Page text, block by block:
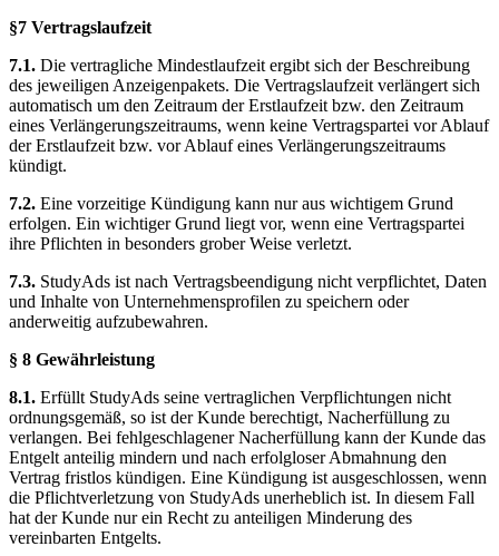
§7 Vertragslaufzeit
7.1. Die vertragliche Mindestlaufzeit ergibt sich der Beschreibung
des jeweiligen Anzeigenpakets. Die Vertragslaufzeit verlängert sich
automatisch um den Zeitraum der Erstlaufzeit bzw. den Zeitraum
eines Verlängerungszeitraums, wenn keine Vertragspartei vor Ablauf
der Erstlaufzeit bzw. vor Ablauf eines Verlängerungszeitraums
kündigt.
7.2. Eine vorzeitige Kündigung kann nur aus wichtigem Grund
erfolgen. Ein wichtiger Grund liegt vor, wenn eine Vertragspartei
ihre Pflichten in besonders grober Weise verletzt.
7.3. StudyAds ist nach Vertragsbeendigung nicht verpflichtet, Daten
und Inhalte von Unternehmensprofilen zu speichern oder
anderweitig aufzubewahren.
§ 8 Gewährleistung
8.1. Erfüllt StudyAds seine vertraglichen Verpflichtungen nicht
ordnungsgemäß, so ist der Kunde berechtigt, Nacherfüllung zu
verlangen. Bei fehlgeschlagener Nacherfüllung kann der Kunde das
Entgelt anteilig mindern und nach erfolgloser Abmahnung den
Vertrag fristlos kündigen. Eine Kündigung ist ausgeschlossen, wenn
die Pflichtverletzung von StudyAds unerheblich ist. In diesem Fall
hat der Kunde nur ein Recht zu anteiligen Minderung des
vereinbarten Entgelts.